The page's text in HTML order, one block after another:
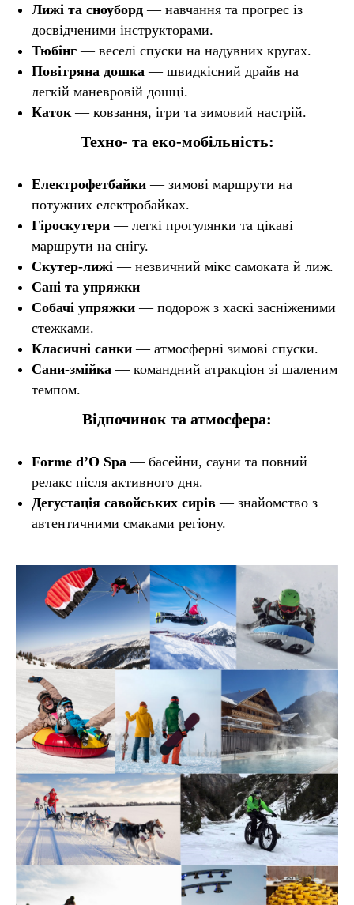
Лижі та сноуборд — навчання та прогрес із
досвідченими інструкторами.
Тюбінг — веселі спуски на надувних кругах.
Повітряна дошка — швидкісний драйв на
легкій маневровій дошці.
Каток — ковзання, ігри та зимовий настрій.
Техно- та еко-мобільність:
Електрофетбайки — зимові маршрути на
потужних електробайках.
Гіроскутери — легкі прогулянки та цікаві
маршрути на снігу.
Скутер-лижі — незвичний мікс самоката й лиж.
Сані та упряжки
Собачі упряжки — подорож з хаскі засніженими
стежками.
Класичні санки — атмосферні зимові спуски.
Сани-змійка — командний атракціон зі шаленим
темпом.
Відпочинок та атмосфера:
Forme d’O Spa — басейни, сауни та повний
релакс після активного дня.
Дегустація савойських сирів — знайомство з
автентичними смаками регіону.